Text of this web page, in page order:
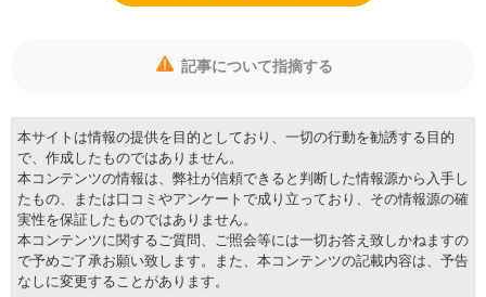
記事について指摘する
本サイトは情報の提供を目的としており、一切の行動を勧誘する目的
で、作成したものではありません。
本コンテンツの情報は、弊社が信頼できると判断した情報源から入手し
たもの、または口コミやアンケートで成り立っており、その情報源の確
実性を保証したものではありません。
本コンテンツに関するご質問、ご照会等には一切お答え致しかねますの
で予めご了承お願い致します。また、本コンテンツの記載内容は、予告
なしに変更することがあります。